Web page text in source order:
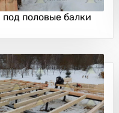
половые балки